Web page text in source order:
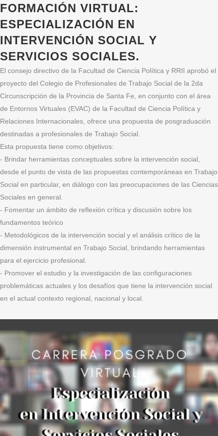
FORMACIÓN VIRTUAL:
ESPECIALIZACIÓN EN
INTERVENCIÓN SOCIAL Y
SERVICIOS SOCIALES.
El consejo directivo de la Facultad de Ciencia Política y RRII aprobó el
proyecto del Colegio de Profesionales de Trabajo Social de la 2da
Circunscripción de la Provincia de Santa Fe, en conjunto con el área
de Entornos Virtuales (EVAC) de la Facultad de Ciencia Política y
Relaciones Internacionales, ofrece una propuesta de posgraduación
destinadas a profesionales de Trabajo Social.
Esta propuesta tiene como objetivos:
- Brindar herramientas conceptuales sobre la intervención social,
desde el punto de vista de las propuestas contemporáneas en Trabajo
Social en particular, en diálogo con las preocupaciones de las Ciencias
Sociales en general.
- Fomentar un ámbito de reflexión crítica y discusión sobre los
fundamentos teórico
- Metodológicos de la intervención social y el análisis crítico de la
dimensión instrumental en Trabajo Social, brindando herramientas
para el ejercicio profesional.
- Promover el estudio y la investigación de las configuraciones
problemáticas actuales y los desafíos que tiene la intervención social
en el actual contexto regional, nacional y local.